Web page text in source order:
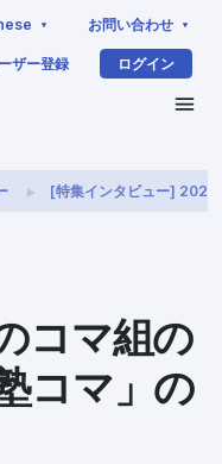
お問い合わせ
ザー登録 ログイン
[特集インタビュー] 2023
コマ組の
コマ」の